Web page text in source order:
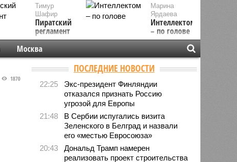
Марина
Ярдаева
Интеллектом
– по голове
Тимур
Шафир
Пиратский
регламент
Москва
1870
ПОСЛЕДНИЕ НОВОСТИ
22:25
Экс-президент Финляндии
отказался признать Россию
угрозой для Европы
21:48
В Сербии испугались визита
Зеленского в Белград и назвали
его «местью Евросоюза»
20:43
Дональд Трамп намерен
реализовать проект строительства